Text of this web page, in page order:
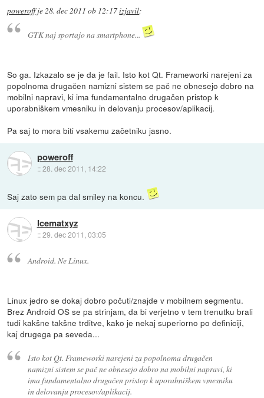
poweroffje28. dec 2011 ob 12:17izjavil:
GTK naj sportajo na smartphone...
So ga. Izkazalo se je da je fail. Isto kot Qt. Frameworki narejeni za
popolnoma drugačen namizni sistem se pač ne obnesejo dobro na
mobilni napravi, ki ima fundamentalno drugačen pristop k
uporabniškem vmesniku in delovanju procesov/aplikacij.
Pa saj to mora biti vsakemu začetniku jasno.
poweroff
::28. dec 2011, 14:22
Saj zato sem pa dal smiley na koncu.
Icematxyz
::29. dec 2011, 03:05
Android. Ne Linux.
Linux jedro se dokaj dobro počuti/znajde v mobilnem segmentu.
Brez Android OS se pa strinjam, da bi verjetno v tem trenutku brali
tudi kakšne takšne trditve, kako je nekaj superiorno po definiciji,
kaj drugega pa seveda...
Isto kot Qt. Frameworki narejeni za popolnoma drugačen
namizni sistem se pač ne obnesejo dobro na mobilni napravi, ki
ima fundamentalno drugačen pristop k uporabniškem vmesniku
in delovanju procesov/aplikacij.